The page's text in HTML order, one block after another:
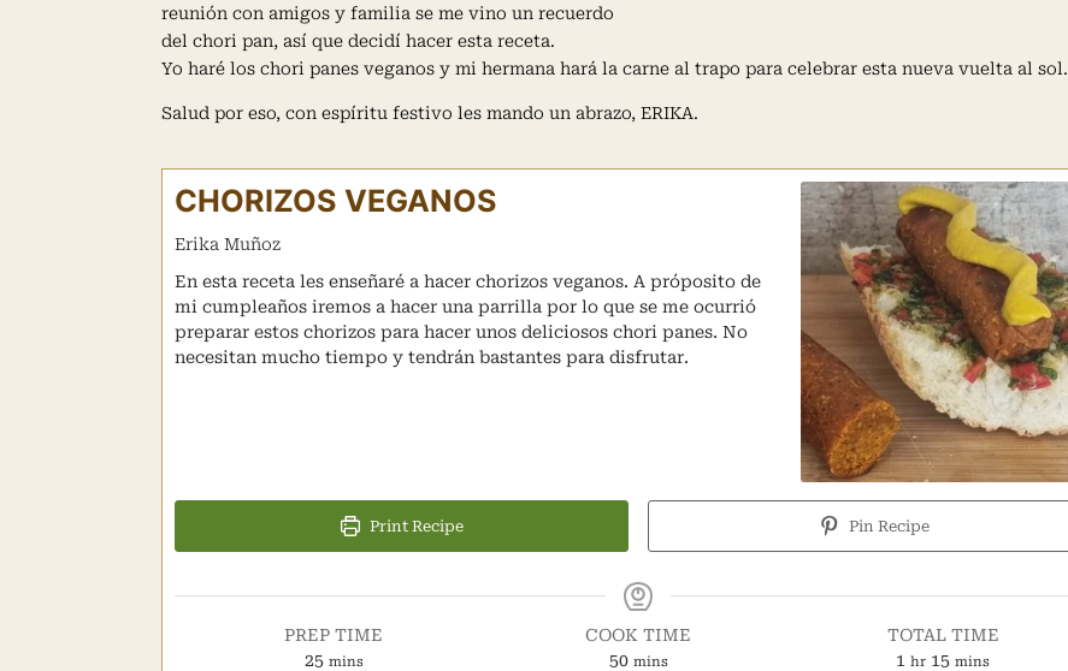
reunión con amigos y familia se me vino un recuerdo
del chori pan, así que decidí hacer esta receta.
Yo haré los chori panes veganos y mi hermana hará la carne al trapo para celebrar esta nueva vuelta al sol.
Salud por eso, con espíritu festivo les mando un abrazo, ERIKA.
CHORIZOS VEGANOS
Erika Muñoz
En esta receta les enseñaré a hacer chorizos veganos. A próposito de
mi cumpleaños iremos a hacer una parrilla por lo que se me ocurrió
preparar estos chorizos para hacer unos deliciosos chori panes. No
necesitan mucho tiempo y tendrán bastantes para disfrutar.
Print Recipe Pin Recipe
PREP TIME
25minutes
mins
COOK TIME
50minutes
mins
TOTAL TIME
1 hour
hr 15minutes
mins